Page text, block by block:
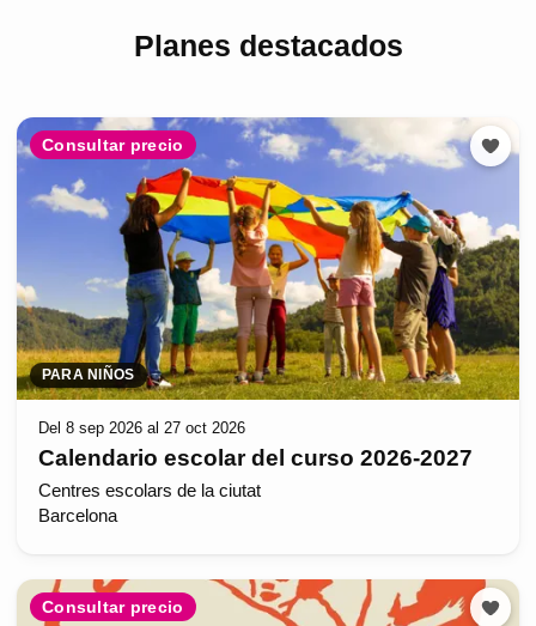
Planes destacados
Consultar precio
PARA NIÑOS
Del 8 sep 2026 al 27 oct 2026
Calendario escolar del curso 2026-2027
Centres escolars de la ciutat
Barcelona
Consultar precio